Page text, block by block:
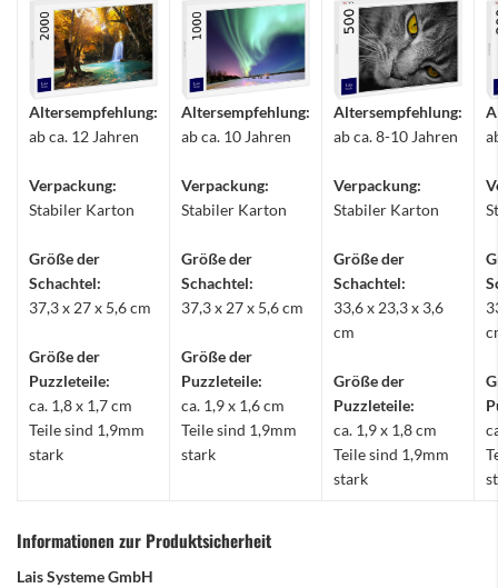
Altersempfehlung:
ab ca. 12 Jahren
Verpackung:
Stabiler Karton
Größe der
Schachtel:
37,3 x 27 x 5,6 cm
Größe der
Puzzleteile:
ca. 1,8 x 1,7 cm
Teile sind 1,9mm
stark
Altersempfehlung:
ab ca. 10 Jahren
Verpackung:
Stabiler Karton
Größe der
Schachtel:
37,3 x 27 x 5,6 cm
Größe der
Puzzleteile:
ca. 1,9 x 1,6 cm
Teile sind 1,9mm
stark
Altersempfehlung:
ab ca. 8-10 Jahren
Verpackung:
Stabiler Karton
Größe der
Schachtel:
33,6 x 23,3 x 3,6
cm
Größe der
Puzzleteile:
ca. 1,9 x 1,8 cm
Teile sind 1,9mm
stark
Informationen zur Produktsicherheit
Lais Systeme GmbH